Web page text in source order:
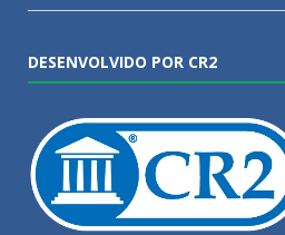
DESENVOLVIDO POR CR2